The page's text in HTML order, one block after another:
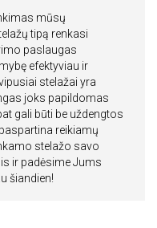
mūsų
tipą renkasi
paslaugas
efektyviau ir
stelažai yra
joks papildomas
gali būti be uždengtos
reikiamų
stelažo savo
ir padėsime Jums
šiandien!